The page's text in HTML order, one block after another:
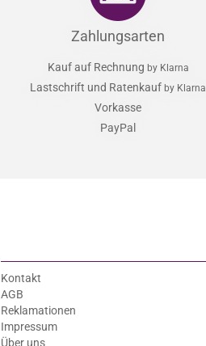
Zahlungsarten
Kauf auf Rechnung by Klarna
Lastschrift und Ratenkauf by Klarna
Vorkasse
PayPal
Kontakt
AGB
Reklamationen
Impressum
Über uns